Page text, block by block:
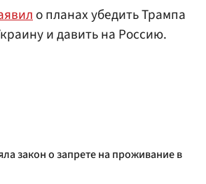
о планах убедить Трампа
и давить на Россию.
закон о запрете на проживание в